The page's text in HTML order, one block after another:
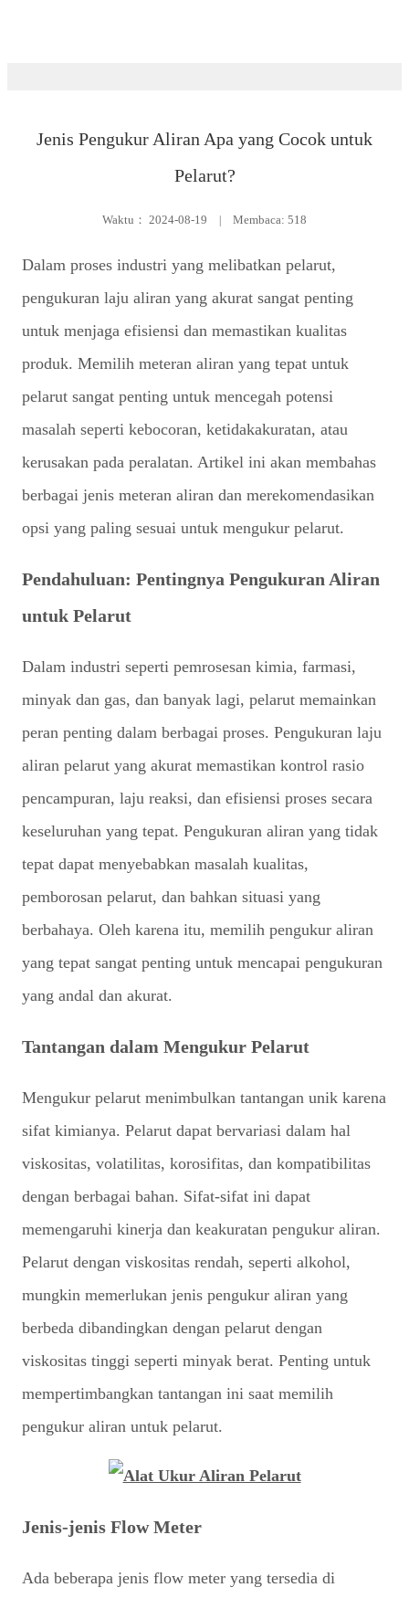
Jenis Pengukur Aliran Apa yang Cocok untuk
Pelarut?
Waktu： 2024-08-19 | Membaca: 518
Dalam proses industri yang melibatkan pelarut,
pengukuran laju aliran yang akurat sangat penting
untuk menjaga efisiensi dan memastikan kualitas
produk. Memilih meteran aliran yang tepat untuk
pelarut sangat penting untuk mencegah potensi
masalah seperti kebocoran, ketidakakuratan, atau
kerusakan pada peralatan. Artikel ini akan membahas
berbagai jenis meteran aliran dan merekomendasikan
opsi yang paling sesuai untuk mengukur pelarut.
Pendahuluan: Pentingnya Pengukuran Aliran
untuk Pelarut
Dalam industri seperti pemrosesan kimia, farmasi,
minyak dan gas, dan banyak lagi, pelarut memainkan
peran penting dalam berbagai proses. Pengukuran laju
aliran pelarut yang akurat memastikan kontrol rasio
pencampuran, laju reaksi, dan efisiensi proses secara
keseluruhan yang tepat. Pengukuran aliran yang tidak
tepat dapat menyebabkan masalah kualitas,
pemborosan pelarut, dan bahkan situasi yang
berbahaya. Oleh karena itu, memilih pengukur aliran
yang tepat sangat penting untuk mencapai pengukuran
yang andal dan akurat.
Tantangan dalam Mengukur Pelarut
Mengukur pelarut menimbulkan tantangan unik karena
sifat kimianya. Pelarut dapat bervariasi dalam hal
viskositas, volatilitas, korosifitas, dan kompatibilitas
dengan berbagai bahan. Sifat-sifat ini dapat
memengaruhi kinerja dan keakuratan pengukur aliran.
Pelarut dengan viskositas rendah, seperti alkohol,
mungkin memerlukan jenis pengukur aliran yang
berbeda dibandingkan dengan pelarut dengan
viskositas tinggi seperti minyak berat. Penting untuk
mempertimbangkan tantangan ini saat memilih
pengukur aliran untuk pelarut.
Jenis-jenis Flow Meter
Ada beberapa jenis flow meter yang tersedia di